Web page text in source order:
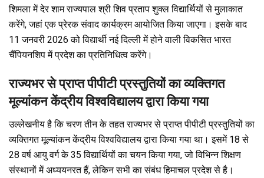
शिमला में देर शाम राज्यपाल श्री शिव प्रताप शुक्ल विद्यार्थियों से मुलाकात
करेंगे, जहां एक प्रेरक संवाद कार्यक्रम आयोजित किया जाएगा। इसके बाद
11 जनवरी 2026 को विद्यार्थी नई दिल्ली में होने वाली विकसित भारत
चैंपियनशिप में प्रदेश का प्रतिनिधित्व करेंगे।
राज्यभर से प्राप्त पीपीटी प्रस्तुतियों का व्यक्तिगत
मूल्यांकन केंद्रीय विश्वविद्यालय द्वारा किया गया
उल्लेखनीय है कि चरण तीन के तहत राज्यभर से प्राप्त पीपीटी प्रस्तुतियों का
व्यक्तिगत मूल्यांकन केंद्रीय विश्वविद्यालय द्वारा किया गया था। इसमें 18 से
28 वर्ष आयु वर्ग के 35 विद्यार्थियों का चयन किया गया, जो विभिन्न शिक्षण
संस्थानों में अध्ययनरत हैं, लेकिन सभी का संबंध हिमाचल प्रदेश से है।